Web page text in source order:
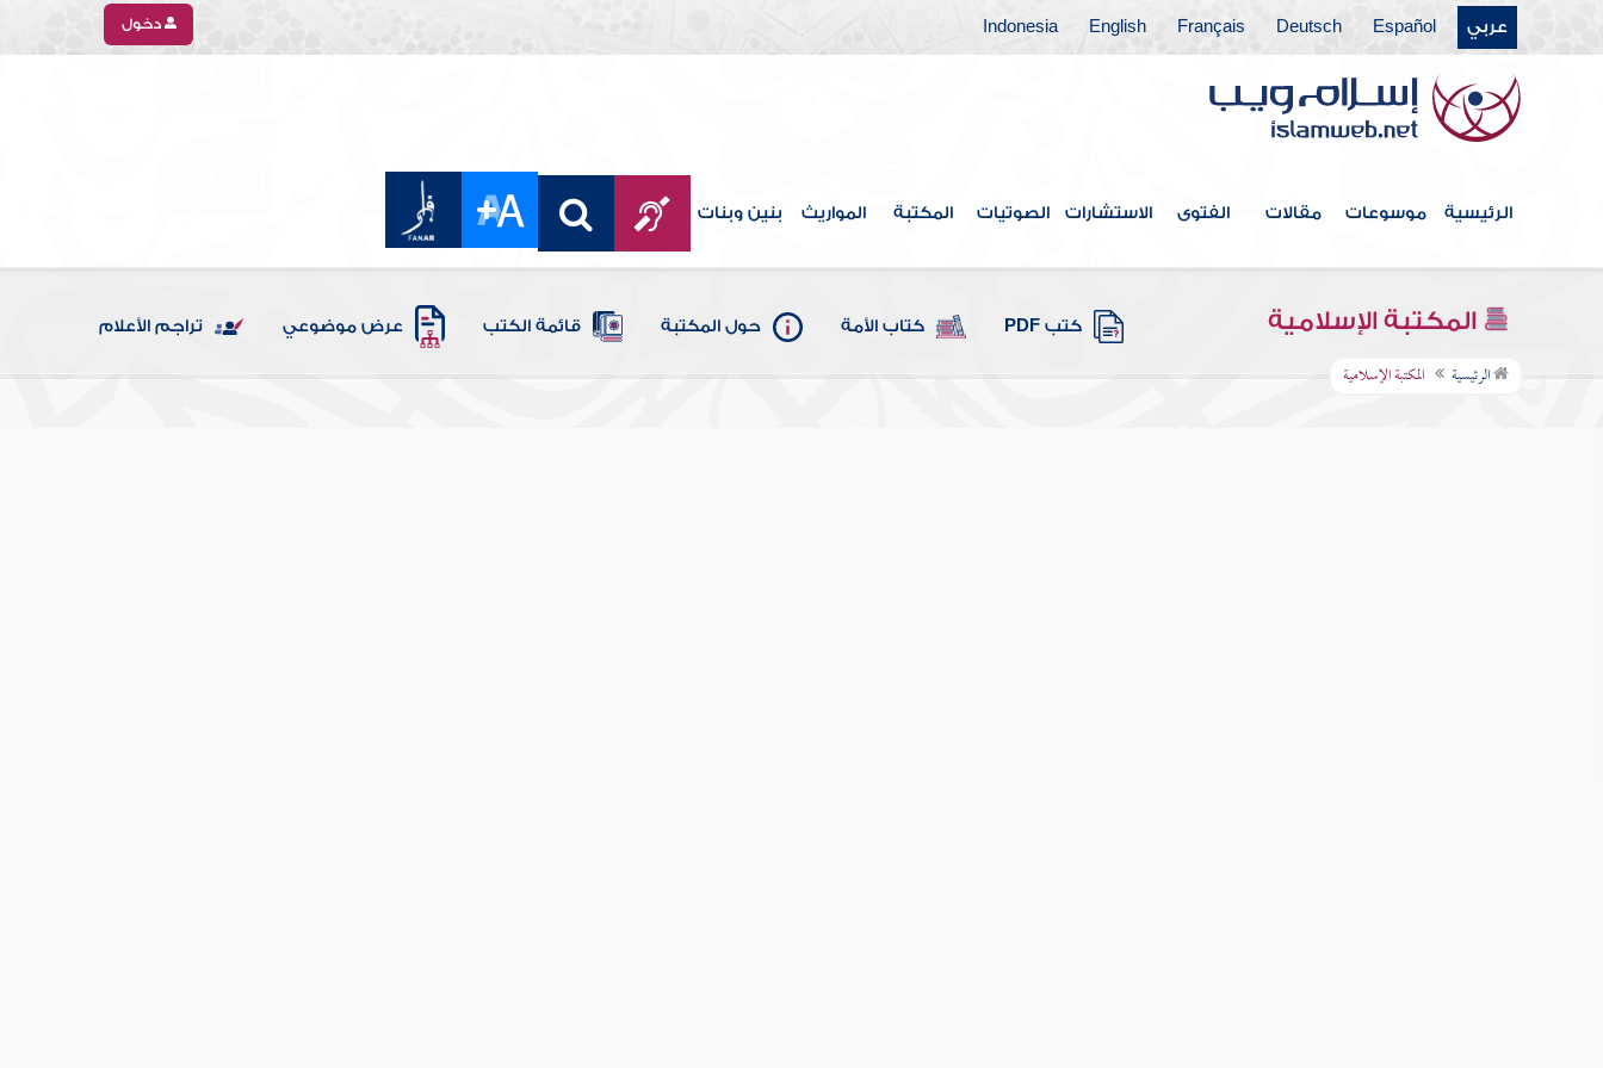
عربي Español
Deutsch
Français
English
Indonesia دخول
الرئيسية موسوعات مقالات الفتوى الاستشارات الصوتيات المكتبة المواريث بنين وبنات
المكتبة الإسلامية كتب PDF كتاب الأمة حول المكتبة قائمة الكتب عرض موضوعي تراجم الأعلام
الرئيسية المكتبة الإسلامية